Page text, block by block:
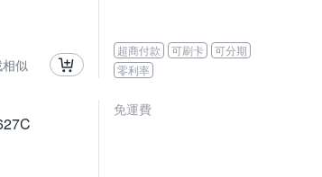
似
超商付款 可刷卡
可分期
零利率
免運費